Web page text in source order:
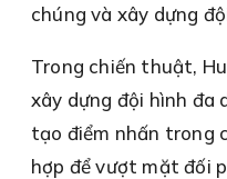
chúng và xây dựng
Trong chiến thuật,
xây dựng đội hình đa
tạo điểm nhấn trong
hợp để vượt mặt đối